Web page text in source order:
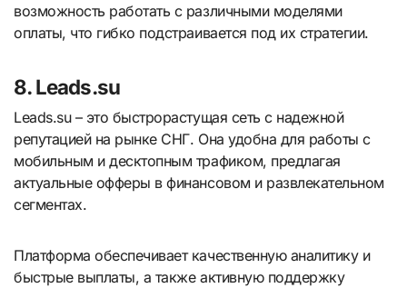
возможность работать с различными моделями
оплаты, что гибко подстраивается под их стратегии.
8. Leads.su
Leads.su – это быстрорастущая сеть с надежной
репутацией на рынке СНГ. Она удобна для работы с
мобильным и десктопным трафиком, предлагая
актуальные офферы в финансовом и развлекательном
сегментах.
Платформа обеспечивает качественную аналитику и
быстрые выплаты, а также активную поддержку